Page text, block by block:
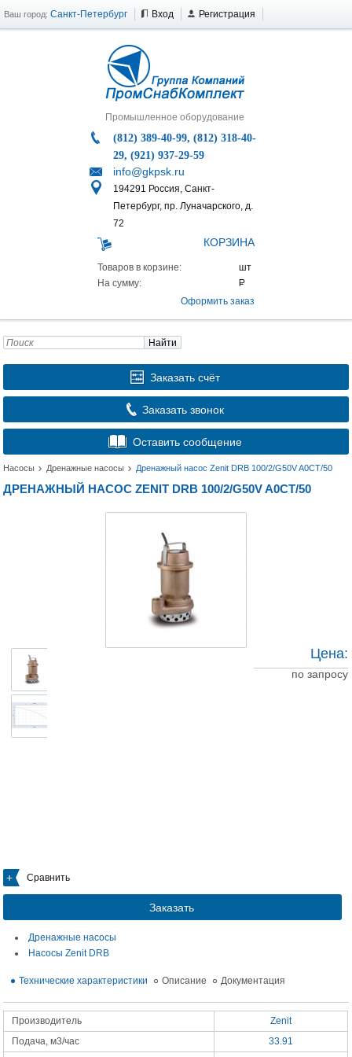
Ваш город: Санкт-Петербург Вход Регистрация
Промышленное оборудование
(812) 389-40-99, (812) 318-40-
29, (921) 937-29-59
info@gkpsk.ru
194291 Россия, Санкт-
Петербург, пр. Луначарского, д.
72
КОРЗИНА
Товаров в корзине:
На сумму:
Оформить заказ
Найти
Заказать счёт
Заказать звонок
Оставить сообщение
Насосы Дренажные насосы Дренажный насос Zenit DRB 100/2/G50V A0CT/50
ДРЕНАЖНЫЙ НАСОС ZENIT DRB 100/2/G50V A0CT/50
Сравнить
Заказать
Цена:
по запросу
Дренажные насосы
Насосы Zenit DRB
Технические характеристики Описание Документация
Производитель
Zenit
Подача, м3/час
33.91